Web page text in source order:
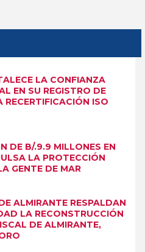
LA CONFIANZA
EN SU REGISTRO DE
RECERTIFICACIÓN ISO
DE B/.9.9 MILLONES EN
LA PROTECCIÓN
GENTE DE MAR
ALMIRANTE RESPALDAN
LA RECONSTRUCCIÓN
DE ALMIRANTE,